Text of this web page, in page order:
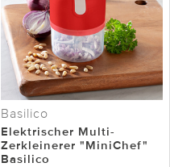
Basilico
Elektrischer Multi-
Zerkleinerer "MiniChef"
Basilico